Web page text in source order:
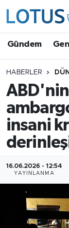
Gündem
HABERLER
insani
16.06.2026 - 12:54
YAYINLANMA
Ekonomi
Dünya
Politika
Kültür -
Yaşam
Çin